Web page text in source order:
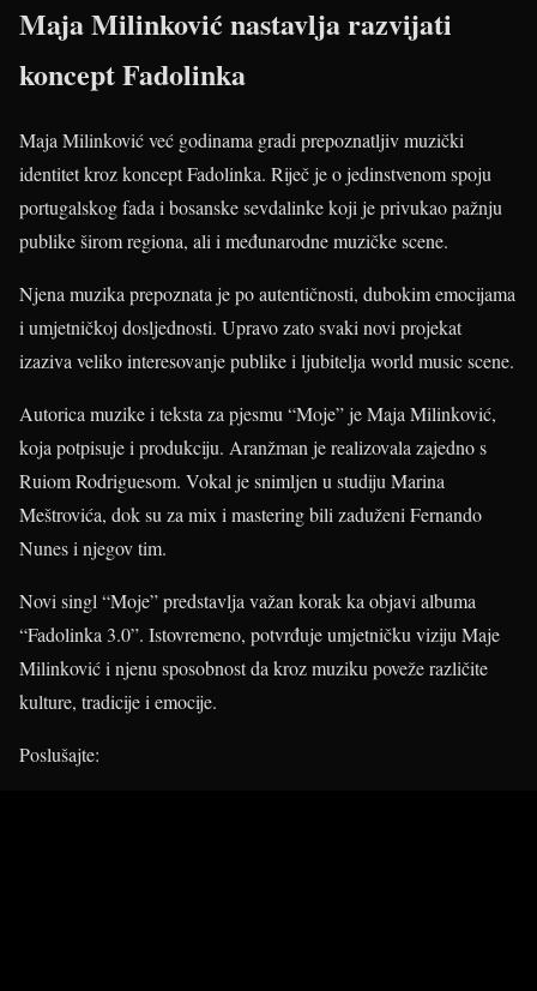
Maja Milinković nastavlja razvijati
koncept Fadolinka
Maja Milinković već godinama gradi prepoznatljiv muzički
identitet kroz koncept Fadolinka. Riječ je o jedinstvenom spoju
portugalskog fada i bosanske sevdalinke koji je privukao pažnju
publike širom regiona, ali i međunarodne muzičke scene.
Njena muzika prepoznata je po autentičnosti, dubokim emocijama
i umjetničkoj dosljednosti. Upravo zato svaki novi projekat
izaziva veliko interesovanje publike i ljubitelja world music scene.
Autorica muzike i teksta za pjesmu “Moje” je Maja Milinković,
koja potpisuje i produkciju. Aranžman je realizovala zajedno s
Ruiom Rodriguesom. Vokal je snimljen u studiju Marina
Meštrovića, dok su za mix i mastering bili zaduženi Fernando
Nunes i njegov tim.
Novi singl “Moje” predstavlja važan korak ka objavi albuma
“Fadolinka 3.0”. Istovremeno, potvrđuje umjetničku viziju Maje
Milinković i njenu sposobnost da kroz muziku poveže različite
kulture, tradicije i emocije.
Poslušajte: